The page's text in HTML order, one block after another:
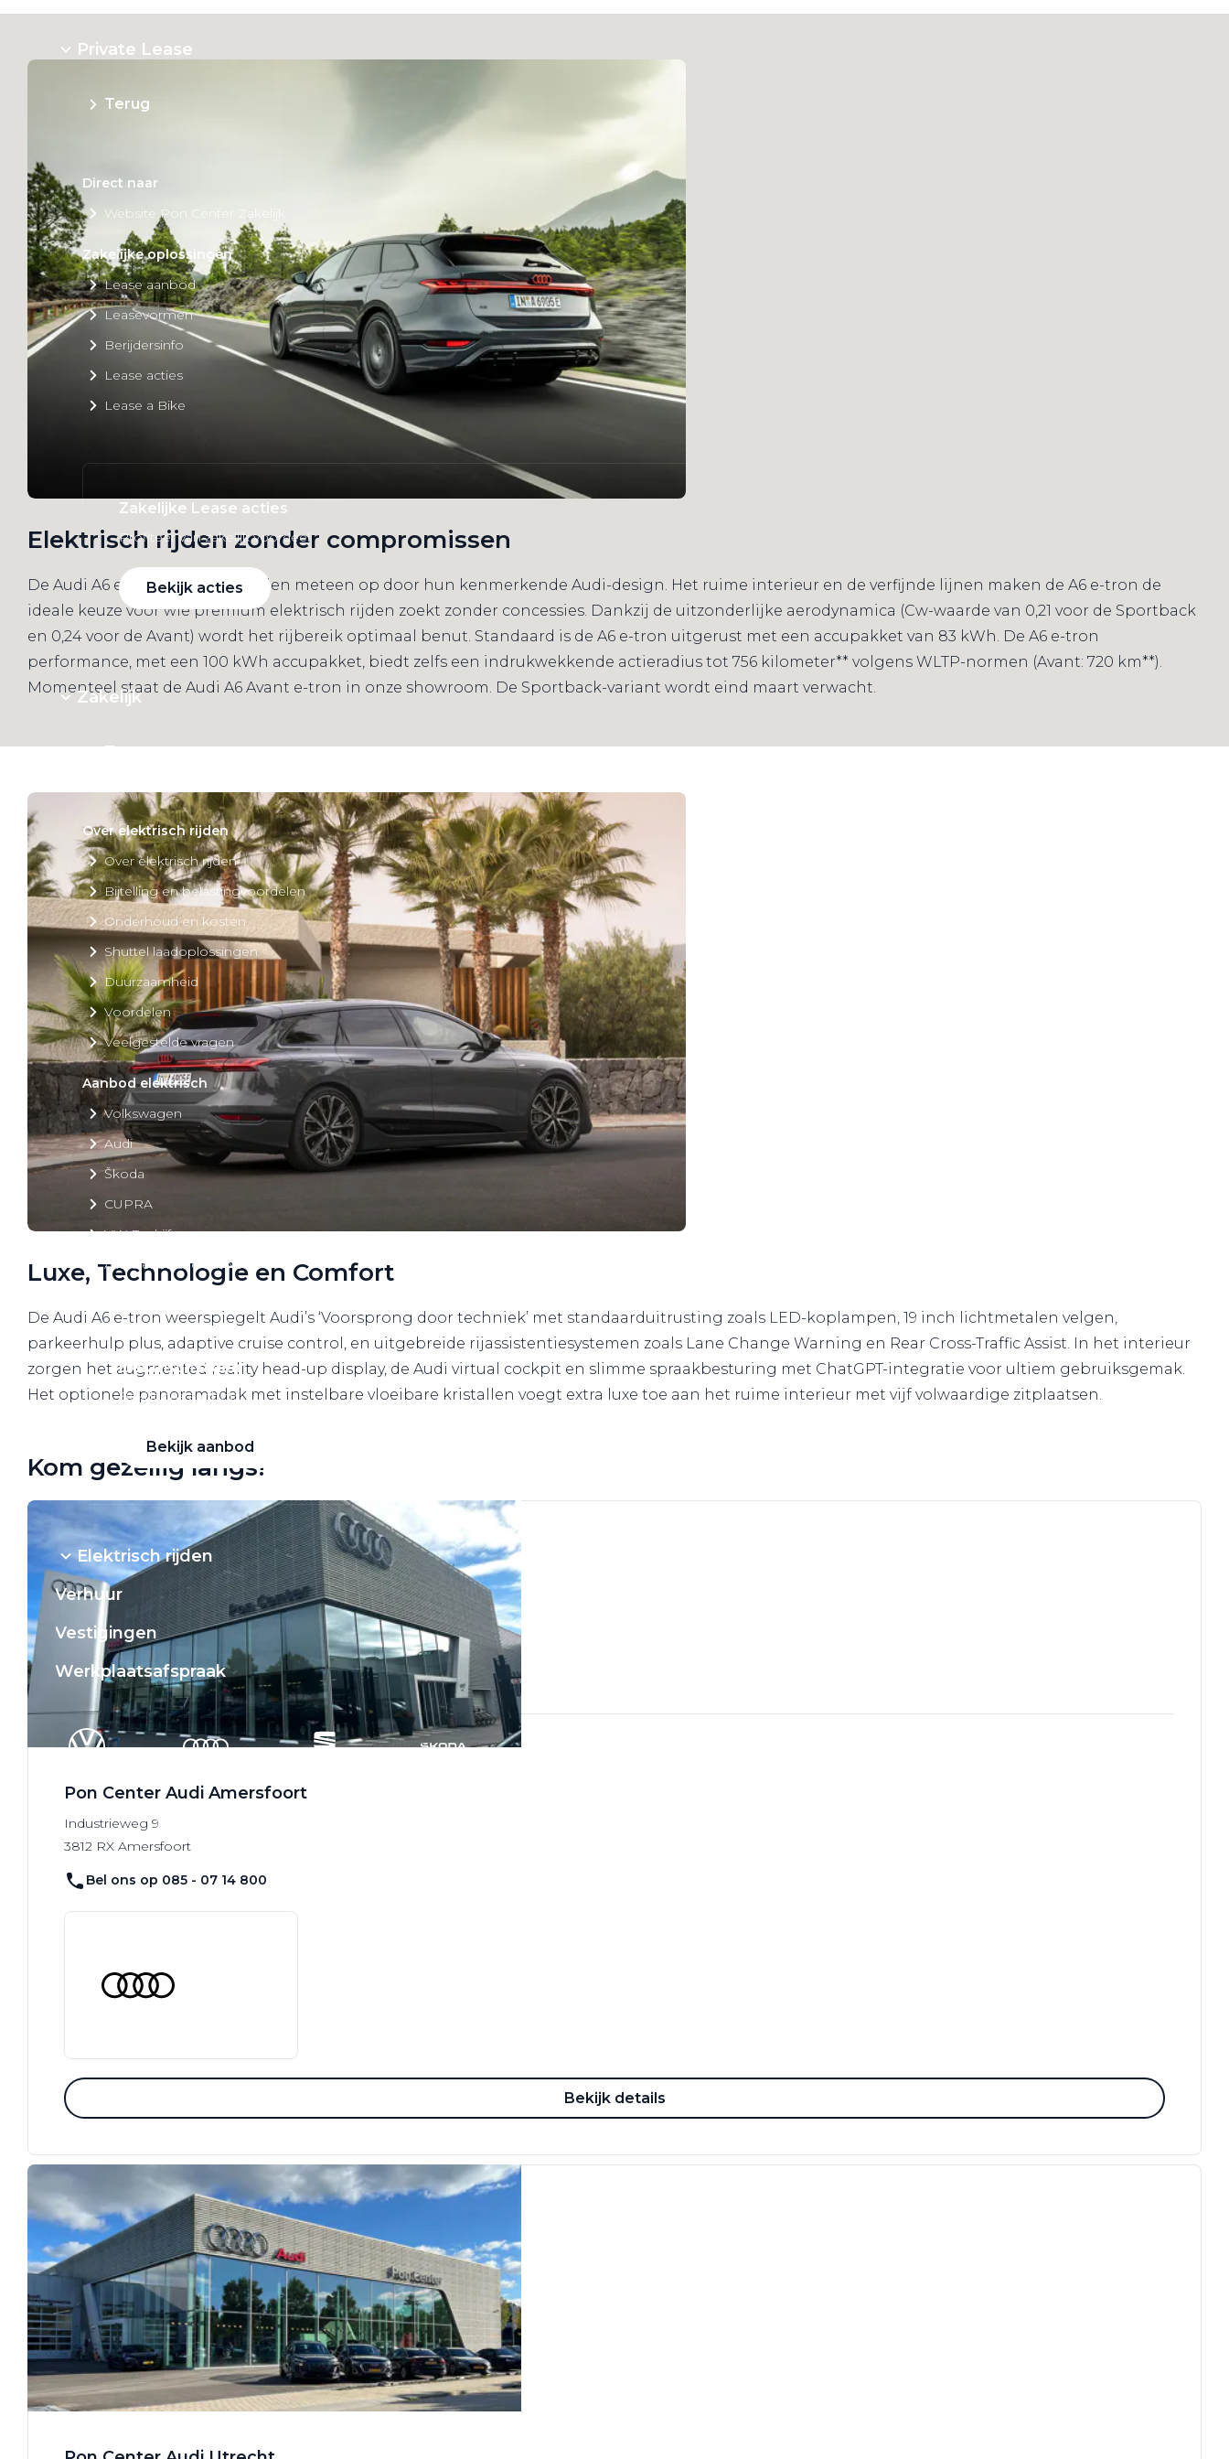
Private Lease
Terug
Direct naar
Website Pon Center Zakelijk
Zakelijke oplossingen
Lease aanbod
Leasevormen
Berijdersinfo
Lease acties
Lease a Bike
Zakelijke Lease acties
Profiteer van zakelijk voordeel
Bekijk acties
Zakelijk
Terug
Over elektrisch rijden
Over elektrisch rijden
Bijtelling en belastingvoordelen
Onderhoud en kosten
Shuttel laadoplossingen
Duurzaamheid
Voordelen
Veelgestelde vragen
Aanbod elektrisch
Volkswagen
Audi
Škoda
CUPRA
VW Bedrijfswagens
Alle elektrische auto's
Elektrisch rijden
Bekijk ons aanbod
Bekijk aanbod
Elektrisch rijden
Verhuur
Vestigingen
Werkplaatsafspraak
Elektrisch rijden zonder compromissen
De Audi A6 e-tron-modellen vallen meteen op door hun kenmerkende Audi-design. Het ruime interieur en de verfijnde lijnen maken de A6 e-tron de
ideale keuze voor wie premium elektrisch rijden zoekt zonder concessies. Dankzij de uitzonderlijke aerodynamica (Cw-waarde van 0,21 voor de Sportback
en 0,24 voor de Avant) wordt het rijbereik optimaal benut. Standaard is de A6 e-tron uitgerust met een accupakket van 83 kWh. De A6 e-tron
performance, met een 100 kWh accupakket, biedt zelfs een indrukwekkende actieradius tot 756 kilometer** volgens WLTP-normen (Avant: 720 km**).
Momenteel staat de Audi A6 Avant e-tron in onze showroom. De Sportback-variant wordt eind maart verwacht.
Luxe, Technologie en Comfort
De Audi A6 e-tron weerspiegelt Audi’s ‘Voorsprong door techniek’ met standaarduitrusting zoals LED-koplampen, 19 inch lichtmetalen velgen,
parkeerhulp plus, adaptive cruise control, en uitgebreide rijassistentiesystemen zoals Lane Change Warning en Rear Cross-Traffic Assist. In het interieur
zorgen het augmented reality head-up display, de Audi virtual cockpit en slimme spraakbesturing met ChatGPT-integratie voor ultiem gebruiksgemak.
Het optionele panoramadak met instelbare vloeibare kristallen voegt extra luxe toe aan het ruime interieur met vijf volwaardige zitplaatsen.
Kom gezellig langs!
Pon Center Audi Amersfoort
Industrieweg 9
3812 RX Amersfoort
Bel ons op 085 - 07 14 800
Bekijk details